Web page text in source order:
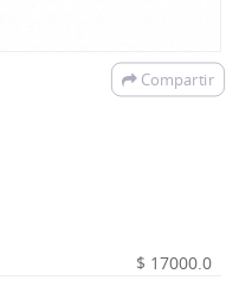
Compartir
$ 17000.0